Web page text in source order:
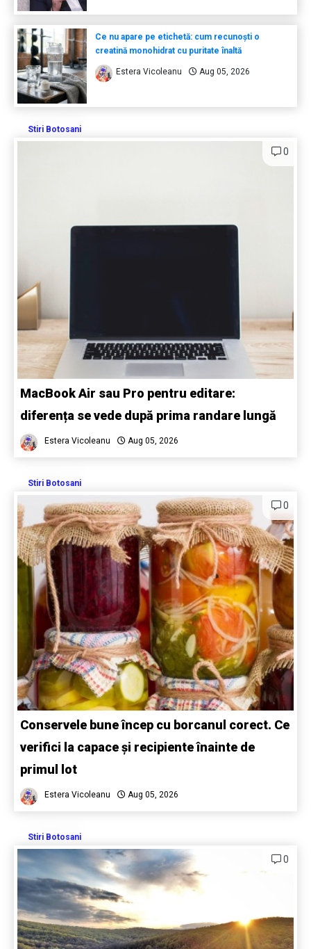
Ce nu apare pe etichetă: cum recunoști o
creatină monohidrat cu puritate înaltă
Estera Vicoleanu Aug 05, 2026
Stiri Botosani
0
MacBook Air sau Pro pentru editare:
diferența se vede după prima randare lungă
Estera Vicoleanu Aug 05, 2026
Stiri Botosani
0
Conservele bune încep cu borcanul corect. Ce
verifici la capace și recipiente înainte de
primul lot
Estera Vicoleanu Aug 05, 2026
Stiri Botosani
0